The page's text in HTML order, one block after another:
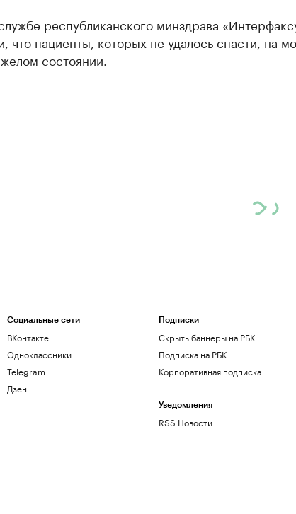
республиканского минздрава
что пациенты, которых не удалось спасти, на
состоянии.
Социальные сети
ВКонтакте
Одноклассники
Telegram
Дзен
Подписки
Скрыть баннеры на РБК
Подписка на РБК
Корпоративная подписка
Уведомления
RSS Новости